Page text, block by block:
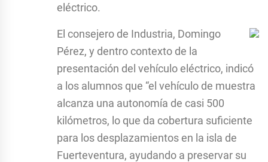
eléctrico.
El consejero de Industria, Domingo
Pérez, y dentro contexto de la
presentación del vehículo eléctrico, indicó
a los alumnos que “el vehículo de muestra
alcanza una autonomía de casi 500
kilómetros, lo que da cobertura suficiente
para los desplazamientos en la isla de
Fuerteventura, ayudando a preservar su